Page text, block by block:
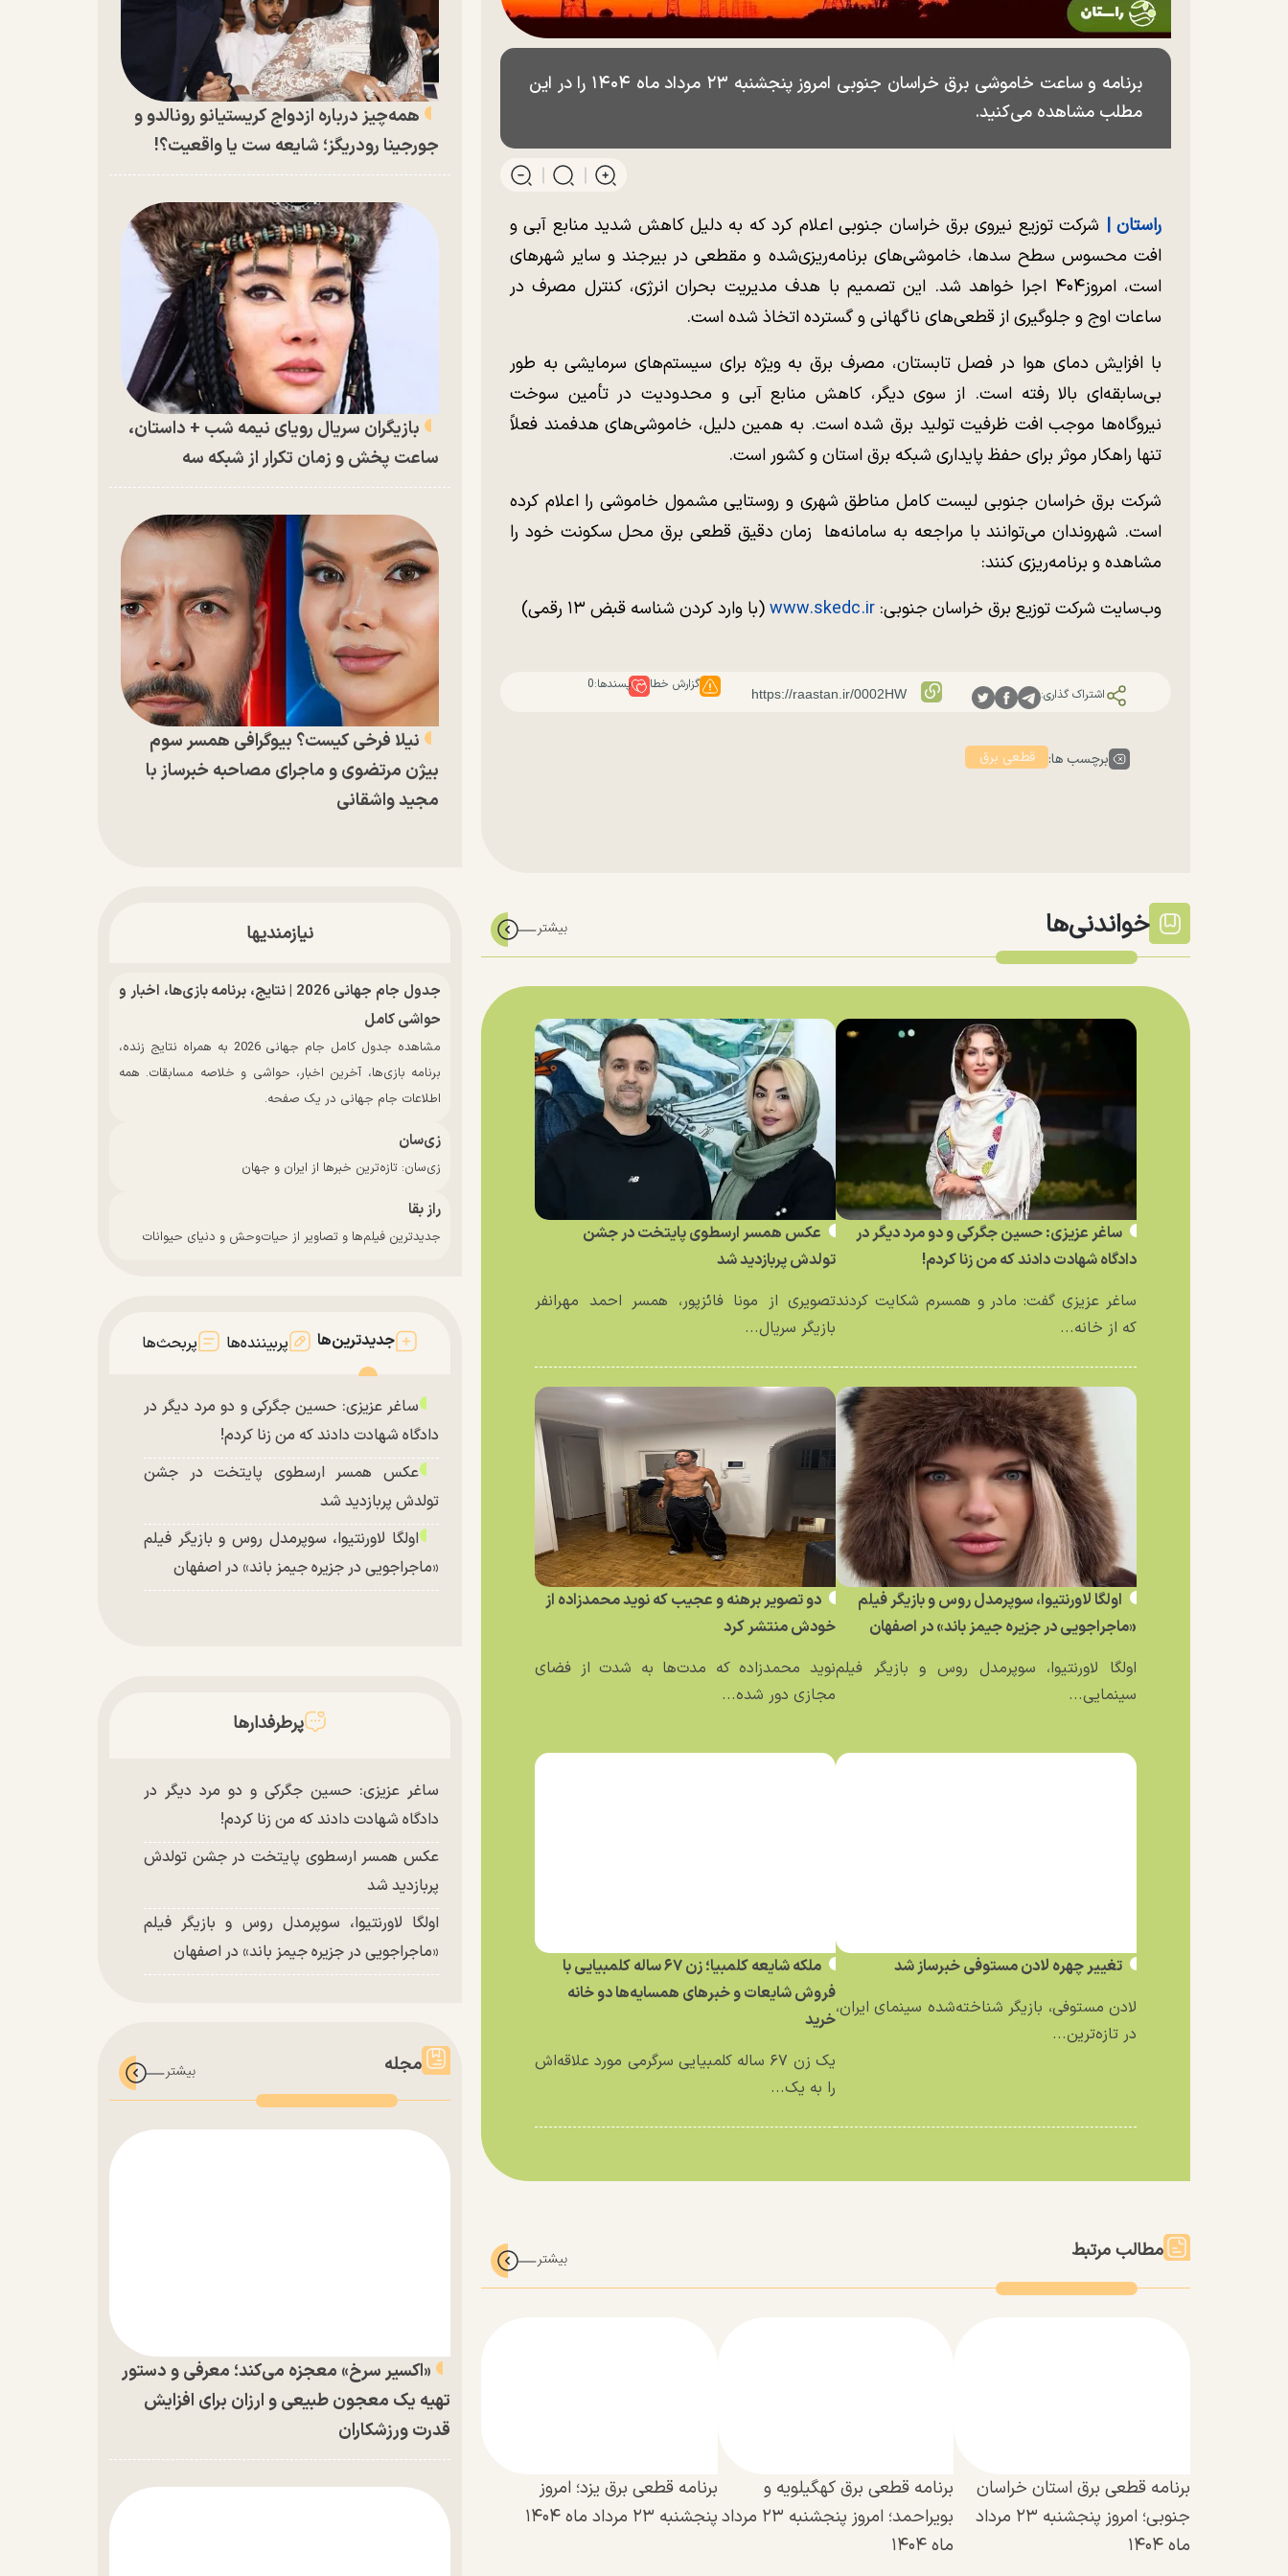
برنامه و ساعت خاموشی برق خراسان جنوبی امروز پنجشنبه ۲۳ مرداد ماه ۱۴۰۴ را در این
مطلب مشاهده می‌کنید.
راستان | شرکت توزیع نیروی برق خراسان جنوبی اعلام کرد که به دلیل کاهش شدید منابع آبی و
افت محسوس سطح سدها، خاموشی‌های برنامه‌ریزی‌شده و مقطعی در بیرجند و سایر شهرهای
است، امروز۴۰۴ اجرا خواهد شد. این تصمیم با هدف مدیریت بحران انرژی، کنترل مصرف در
ساعات اوج و جلوگیری از قطعی‌های ناگهانی و گسترده اتخاذ شده است.
با افزایش دمای هوا در فصل تابستان، مصرف برق به ویژه برای سیستم‌های سرمایشی به طور
بی‌سابقه‌ای بالا رفته است. از سوی دیگر، کاهش منابع آبی و محدودیت در تأمین سوخت
نیروگاه‌ها موجب افت ظرفیت تولید برق شده است. به همین دلیل، خاموشی‌های هدفمند فعلاً
تنها راهکار موثر برای حفظ پایداری شبکه برق استان و کشور است.
شرکت برق خراسان جنوبی لیست کامل مناطق شهری و روستایی مشمول خاموشی را اعلام کرده
است. شهروندان می‌توانند با مراجعه به سامانه‌ها زمان دقیق قطعی برق محل سکونت خود را
مشاهده و برنامه‌ریزی کنند:
وب‌سایت شرکت توزیع برق خراسان جنوبی: www.skedc.ir(با وارد کردن شناسه قبض ۱۳ رقمی)
اشتراک گذاری:
گزارش خطا پسندها:0
برچسب ها: قطعی برق
خواندنی‌ها
ساغر عزیزی: حسین جگرکی و دو مرد دیگر در
دادگاه شهادت دادند که من زنا کردم!
ساغر عزیزی گفت: مادر و همسرم شکایت کردند
که از خانه...
عکس همسر ارسطوی پایتخت در جشن
تولدش پربازدید شد
تصویری از مونا فائزپور، همسر احمد مهرانفر
بازیگر سریال...
اولگا لاورنتیوا، سوپرمدل روس و بازیگر فیلم
«ماجراجویی در جزیره جیمز باند» در اصفهان
اولگا لاورنتیوا، سوپرمدل روس و بازیگر فیلم
سینمایی...
دو تصویر برهنه و عجیب که نوید محمدزاده از
خودش منتشر کرد
نوید محمدزاده که مدت‌ها به شدت از فضای
مجازی دور شده...
تغییر چهره لادن مستوفی خبرساز شد
لادن مستوفی، بازیگر شناخته‌شده سینمای ایران،
در تازه‌ترین...
ملکه شایعه کلمبیا؛ زن ۶۷ ساله کلمبیایی با
فروش شایعات و خبر‌های همسایه‌ها دو خانه
خرید
یک زن ۶۷ ساله کلمبیایی سرگرمی مورد علاقه‌اش
را به یک...
مطالب مرتبط
برنامه قطعی برق استان خراسان
جنوبی؛ امروز پنجشنبه ۲۳ مرداد
ماه ۱۴۰۴
برنامه قطعی برق کهگیلویه و
بویراحمد؛ امروز پنجشنبه ۲۳ مرداد
ماه ۱۴۰۴
برنامه قطعی برق یزد؛ امروز
پنجشنبه ۲۳ مرداد ماه ۱۴۰۴
همه‌چیز درباره ازدواج کریستیانو رونالدو و
جورجینا رودریگز؛ شایعه ست یا واقعیت؟!
بازیگران سریال رویای نیمه شب + داستان،
ساعت پخش و زمان تکرار از شبکه سه
نیلا فرخی کیست؟ بیوگرافی همسر سوم
بیژن مرتضوی و ماجرای مصاحبه خبرساز با
مجید واشقانی
نیازمندیها
جدول جام جهانی 2026 | نتایج، برنامه بازی‌ها، اخبار و
حواشی کامل
مشاهده جدول کامل جام جهانی 2026 به همراه نتایج زنده،
برنامه بازی‌ها، آخرین اخبار، حواشی و خلاصه مسابقات. همه
اطلاعات جام جهانی در یک صفحه.
زی‌سان
زی‌سان: تازه‌ترین خبرها از ایران و جهان
راز بقا
جدیدترین فیلم‌ها و تصاویر از حیات‌وحش و دنیای حیوانات
جدیدترین‌ها پربیننده‌ها پربحث‌ها
ساغر عزیزی: حسین جگرکی و دو مرد دیگر در
دادگاه شهادت دادند که من زنا کردم!
عکس همسر ارسطوی پایتخت در جشن
تولدش پربازدید شد
اولگا لاورنتیوا، سوپرمدل روس و بازیگر فیلم
«ماجراجویی در جزیره جیمز باند» در اصفهان
پرطرفدارها
ساغر عزیزی: حسین جگرکی و دو مرد دیگر در
دادگاه شهادت دادند که من زنا کردم!
عکس همسر ارسطوی پایتخت در جشن تولدش
پربازدید شد
اولگا لاورنتیوا، سوپرمدل روس و بازیگر فیلم
«ماجراجویی در جزیره جیمز باند» در اصفهان
مجله
«اکسیر سرخ» معجزه می‌کند؛ معرفی و دستور
تهیه یک معجون طبیعی و ارزان برای افزایش
قدرت ورزشکاران